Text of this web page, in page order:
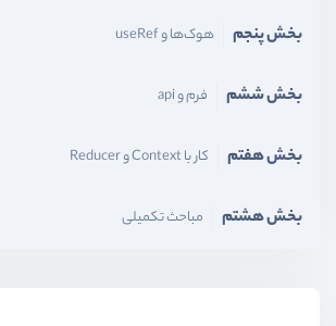
بخش پنجم هوک‌ها و useRef
بخش ششم فرم و api
بخش هفتم کار با Context و Reducer
بخش هشتم مباحث تکمیلی